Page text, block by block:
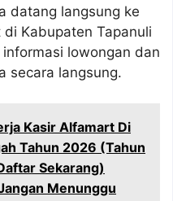
datang langsung ke
Kabupaten Tapanuli
lowongan dan
secara langsung.
Kasir Alfamart Di
Tahun 2026 (Tahun
Sekarang)
Menunggu